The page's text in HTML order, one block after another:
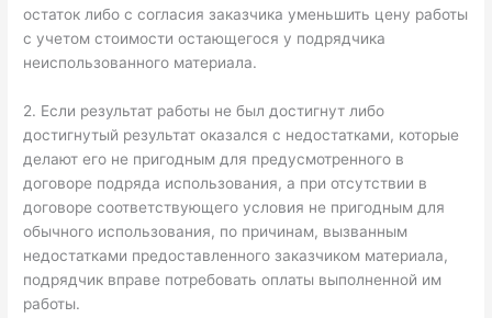
остаток либо с согласия заказчика уменьшить цену работы
с учетом стоимости остающегося у подрядчика
неиспользованного материала.
2. Если результат работы не был достигнут либо
достигнутый результат оказался с недостатками, которые
делают его не пригодным для предусмотренного в
договоре подряда использования, а при отсутствии в
договоре соответствующего условия не пригодным для
обычного использования, по причинам, вызванным
недостатками предоставленного заказчиком материала,
подрядчик вправе потребовать оплаты выполненной им
работы.